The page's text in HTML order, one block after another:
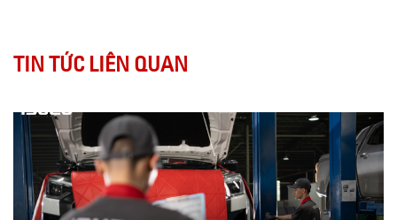
TIN TỨC LIÊN QUAN